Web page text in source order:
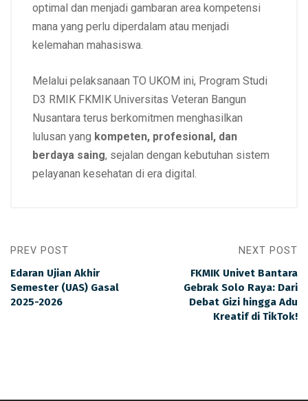
optimal dan menjadi gambaran area kompetensi
mana yang perlu diperdalam atau menjadi
kelemahan mahasiswa.
Melalui pelaksanaan TO UKOM ini, Program Studi
D3 RMIK FKMIK Universitas Veteran Bangun
Nusantara terus berkomitmen menghasilkan
lulusan yang kompeten, profesional, dan
berdaya saing, sejalan dengan kebutuhan sistem
pelayanan kesehatan di era digital.
PREV POST
Edaran Ujian Akhir
Semester (UAS) Gasal
2025-2026
NEXT POST
FKMIK Univet Bantara
Gebrak Solo Raya: Dari
Debat Gizi hingga Adu
Kreatif di TikTok!